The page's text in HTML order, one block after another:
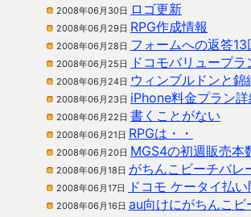
2008年06月30日 ロゴ更新
2008年06月29日 RPG作成情報
2008年06月28日 フォームへの返答13
2008年06月25日 ドコモバリュープ
2008年06月24日 ウィンブルドンと錦
2008年06月23日 iPhone料金プラン
2008年06月22日 書くことがない
2008年06月21日 RPGは・・
2008年06月20日 MGS4の初週販売本
2008年06月18日 がちんこビーチバレ
2008年06月17日 ドコモ ケータイ払
2008年06月16日 au向けにがちんこ